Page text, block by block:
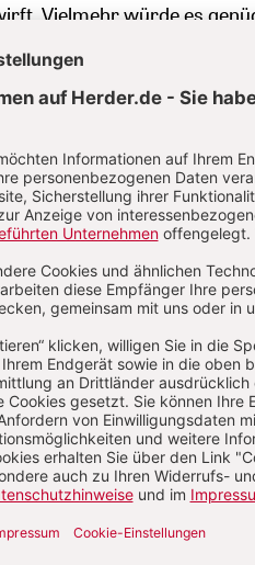
Vielmehr würde es
Entwicklung des zweiten
Kirche des Ostens in
rechtmäßig anerkennt“
aufgeschlossenen
dass Rom das
könnte, die in
Jurisdiktion
sich angesprochen, denn
Entwicklungen des
befruchtet
stammt die
ökumenischen
sondern die Trennung“